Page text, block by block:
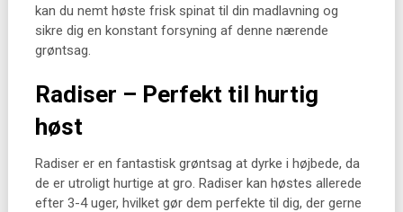
kan du nemt høste frisk spinat til din madlavning og
sikre dig en konstant forsyning af denne nærende
grøntsag.
Radiser – Perfekt til hurtig
høst
Radiser er en fantastisk grøntsag at dyrke i højbede, da
de er utroligt hurtige at gro. Radiser kan høstes allerede
efter 3-4 uger, hvilket gør dem perfekte til dig, der gerne